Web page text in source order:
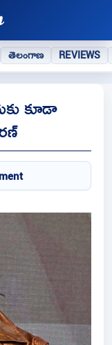
తెలంగాణ REVIEWS
కూడా